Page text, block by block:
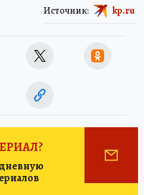
Источник: kp.ru